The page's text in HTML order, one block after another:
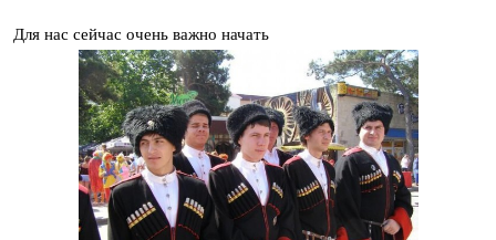
Для нас сейчас очень важно начать